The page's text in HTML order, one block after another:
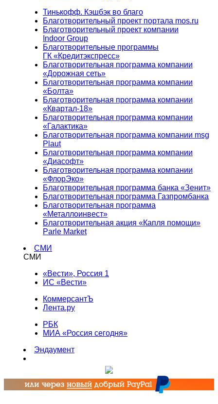
Тинькофф. Кэшбэк во благо
Благотворительный проект портала mos.ru
Благотворительный проект компании
Indoor Group
Благотворительные программы
ГК «Кредитэкспресс»
Благотворительная программа компании
«Дорожная сеть»
Благотворительная программа компании
«Болта»
Благотворительная программа компании
«Квартал-18»
Благотворительная программа компании
«Галактика»
Благотворительная программа компании msg
Plaut
Благотворительная программа компании
«Диасофт»
Благотворительная программа компании
«ФлорЭко»
Благотворительная программа банка «Зенит»
Благотворительная программа Газпромбанка
Благотворительная программа
«Металлоинвест»
Благотворительная акция «Капля помощи»
Parle Market
СМИ
СМИ
«Вести», Россия 1
ИС «Вести»
КоммерсантЪ
Лента.ру
РБК
МИА «Россия сегодня»
Эндаумент